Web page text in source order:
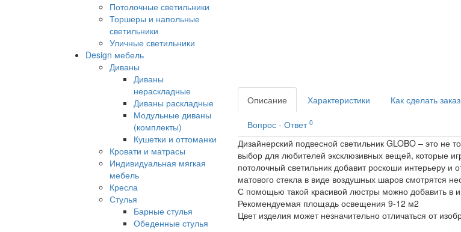
Потолочные светильники
Торшеры и напольные
светильники
Уличные светильники
Design мебель
Диваны
Диваны
нераскладные
Диваны раскладные
Модульные диваны
(комплекты)
Кушетки и оттоманки
Кровати и матрасы
Индивидуальная мягкая
мебель
Кресла
Стулья
Барные стулья
Обеденные стулья
Описание Характеристики Как сделать заказ
Вопрос - Ответ 0
Дизайнерский подвесной светильник GLOBO – это не
выбор для любителей эксклюзивных вещей, которые
потолочный светильник добавит роскоши интерьеру
матового стекла в виде воздушных шаров смотрятся
С помощью такой красивой люстры можно добавить в
Рекомендуемая площадь освещения 9-12 м2
Цвет изделия может незначительно отличаться от